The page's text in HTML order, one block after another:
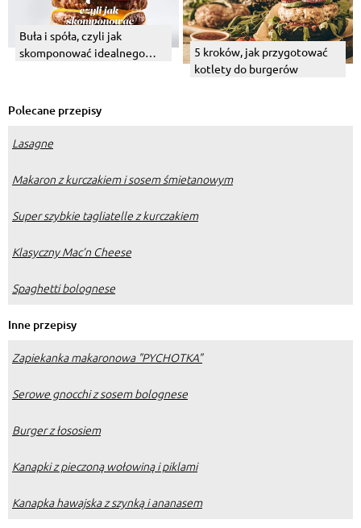
Buła i spóła, czyli jak
skomponować idealnego
5 kroków, jak przygotować
kotlety do burgerów
Polecane przepisy
Lasagne
Makaron z kurczakiem i sosem śmietanowym
Super szybkie tagliatelle z kurczakiem
Klasyczny Mac’n Cheese
Spaghetti bolognese
Inne przepisy
Zapiekanka makaronowa "PYCHOTKA"
Serowe gnocchi z sosem bolognese
Burger z łososiem
Kanapki z pieczoną wołowiną i piklami
Kanapka hawajska z szynką i ananasem